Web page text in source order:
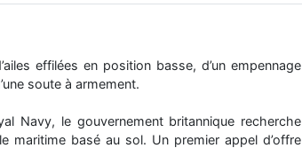
effilées en position basse, d’un empennage
soute à armement.
Navy, le gouvernement britannique recherche
maritime basé au sol. Un premier appel d’offre